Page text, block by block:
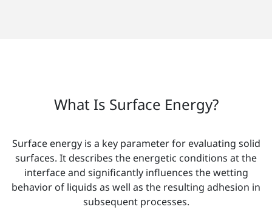
What Is Surface Energy?
Surface energy is a key parameter for evaluating solid
surfaces. It describes the energetic conditions at the
interface and significantly influences the wetting
behavior of liquids as well as the resulting adhesion in
subsequent processes.